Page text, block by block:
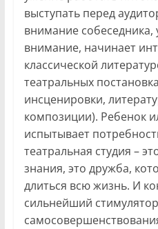
выступать перед
внимание собеседника,
внимание, начинает
классической
театральных
инсценировки,
композиции). Ребенок
испытывает
театральная студия –
знания, это дружба,
длиться всю жизнь. И
сильнейший